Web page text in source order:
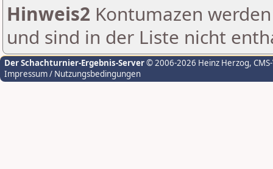
Hinweis2 Kontumazen
und sind in der Liste nicht
Der Schachturnier-Ergebnis-Server© 2006-2026 Heinz Herzog,
Impressum / Nutzungsbedingungen